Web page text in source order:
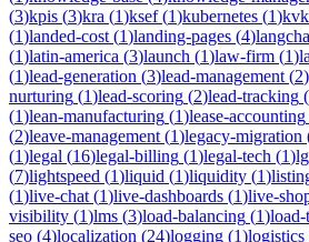
(3)kpis (3)kra (1)ksef(1)kubernetes (1)
(1)landed-cost (1)landing-pages (4)
(1)latin-america (3)launch (1)law-firm (1)
(1)lead-generation (3)lead-management (2)
nurturing (1)lead-scoring (2)lead-tracking (
(1)lean-manufacturing (1)lease-accounting
(2)leave-management (1)legacy-migration
(1)legal (16)legal-billing (1)legal-tech (1)
(7)lightspeed (1)liquid (1)liquidity (1)
(1)live-chat (1)live-dashboards (1)live-
visibility (1)lms (3)load-balancing (1)load-
seo (4)localization (24)logging (1)logistics